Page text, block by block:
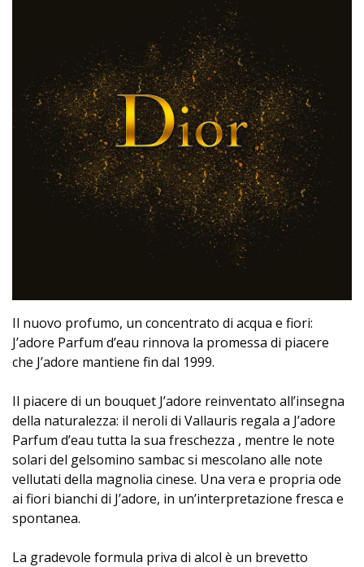
Il nuovo profumo, un concentrato di acqua e fiori:
J’adore Parfum d’eau rinnova la promessa di piacere
che J’adore mantiene fin dal 1999.
Il piacere di un bouquet J’adore reinventato all’insegna
della naturalezza: il neroli di Vallauris regala a J’adore
Parfum d’eau tutta la sua freschezza , mentre le note
solari del gelsomino sambac si mescolano alle note
vellutati della magnolia cinese. Una vera e propria ode
ai fiori bianchi di J’adore, in un’interpretazione fresca e
spontanea.
La gradevole formula priva di alcol è un brevetto